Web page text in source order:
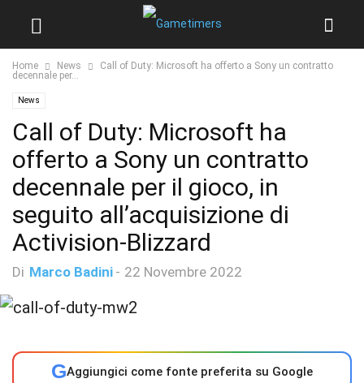
Home News
Call of Duty: Microsoft ha offerto a Sony un contratto
decennale per...
News
Call of Duty: Microsoft ha
offerto a Sony un contratto
decennale per il gioco, in
seguito all’acquisizione di
Activision-Blizzard
Di Marco Badini - 22 Novembre 2022
GAggiungici come fonte preferita su Google